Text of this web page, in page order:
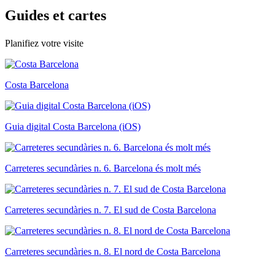
Guides et cartes
Planifiez votre visite
Costa Barcelona
Guia digital Costa Barcelona (iOS)
Carreteres secundàries n. 6. Barcelona és molt més
Carreteres secundàries n. 7. El sud de Costa Barcelona
Carreteres secundàries n. 8. El nord de Costa Barcelona